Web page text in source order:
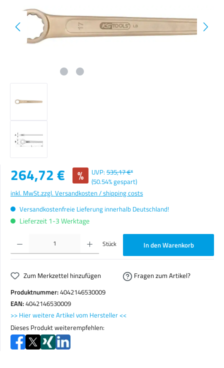
Verkaufspreis:
264,72 € % UVP: 535,17 €*
(50.54% gespart)
inkl. MwSt.zzgl. Versandkosten / shipping costs
Versandkostenfreie Lieferung innerhalb Deutschland!
Lieferzeit 1-3 Werktage
Produkt Anzahl: Gib den gewünschten Wert ein oder benutze die Schaltflächen um die Anzahl zu
Stück In den Warenkorb
Zum Merkzettel hinzufügen
Fragen zum Artikel?
Produktnummer:4042146530009
EAN:4042146530009
>> Hier weitere Artikel vom Hersteller <<
Dieses Produkt weiterempfehlen: